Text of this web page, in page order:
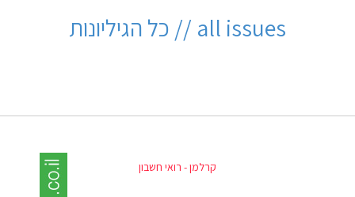
all issues // כל הגיליונות
קרלמן - רואי חשבון